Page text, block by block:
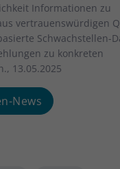
Informationen zu
vertrauenswürdigen
Schwachstellen-
zu konkreten
13.05.2025
News